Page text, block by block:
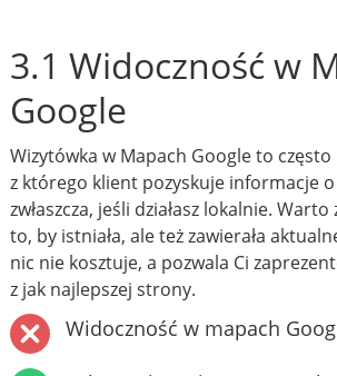
3.1 Widoczność w
Google
Wizytówka w Mapach Google to
z którego klient pozyskuje informacje
zwłaszcza, jeśli działasz lokalnie.
to, by istniała, ale też zawierała
nic nie kosztuje, a pozwala Ci
z jak najlepszej strony.
Widoczność w mapach